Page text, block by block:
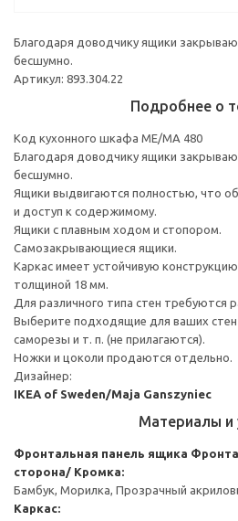
Благодаря доводчику ящики
бесшумно.
Артикул: 893.304.22
Подробнее о
Код кухонного шкафа ME/MA 480
Благодаря доводчику ящики
бесшумно.
Ящики выдвигаются полностью, что
и доступ к содержимому.
Ящики с плавным ходом и стопором.
Самозакрывающиеся ящики.
Каркас имеет устойчивую
толщиной 18 мм.
Для различного типа стен требуются
Выберите подходящие для ваших
саморезы и т. п. (не прилагаются).
Ножки и цоколи продаются отдельно.
Дизайнер:
IKEA of Sweden/Maja Ganszyniec
Материалы и
Фронтальная панель ящика
сторона/ Кромка:
Бамбук, Морилка, Прозрачный
Каркас: